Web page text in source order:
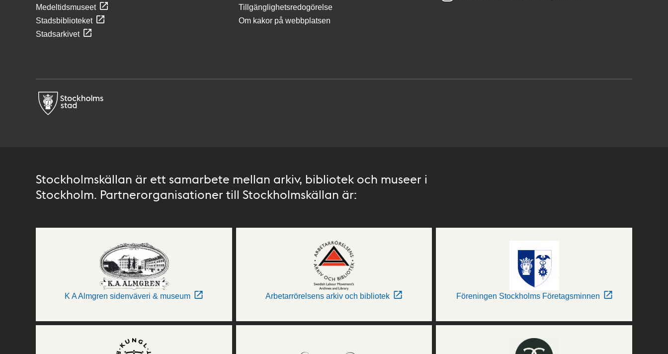
Medeltidsmuseet
Stadsbiblioteket
Stadsarkivet
Tillgänglighetsredogörelse
Om kakor på webbplatsen
Stockholmskällan är ett samarbete mellan arkiv, bibliotek och museer i
Stockholm. Partnerorganisationer till Stockholmskällan är:
K A Almgren sidenväveri & museum Arbetarrörelsens arkiv och bibliotek Föreningen Stockholms Företagsminnen